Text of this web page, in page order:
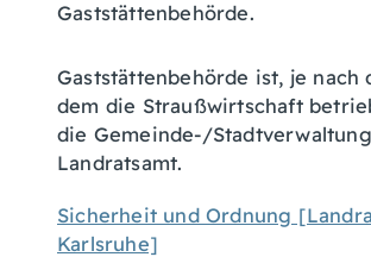
Gaststättenbehörde.
Gaststättenbehörde ist, je nach
dem die Straußwirtschaft
die Gemeinde-/
Landratsamt.
Sicherheit und Ordnung
Karlsruhe]